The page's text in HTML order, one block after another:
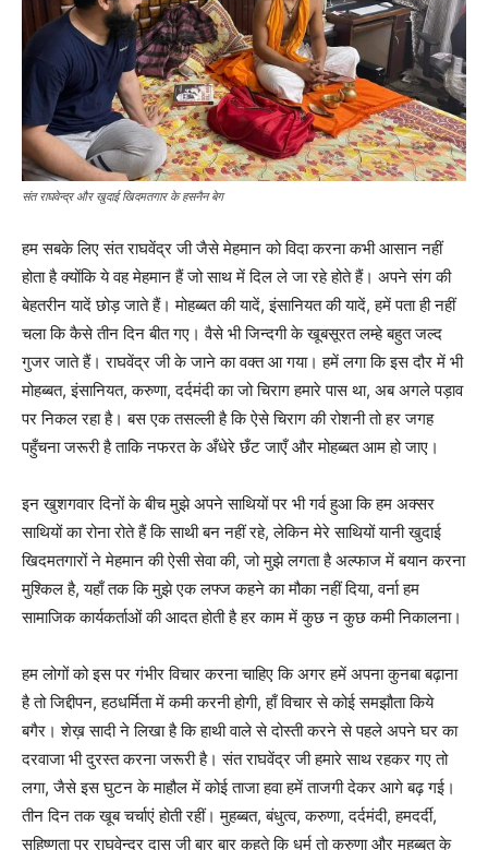
संत राघवेन्द्र और खुदाई खिदमतगार के हसनैन बेग
हम सबके लिए संत राघवेंद्र जी जैसे मेहमान को विदा करना कभी आसान नहीं
होता है क्योंकि ये वह मेहमान हैं जो साथ में दिल ले जा रहे होते हैं। अपने संग की
बेहतरीन यादें छोड़ जाते हैं। मोहब्बत की यादें, इंसानियत की यादें, हमें पता ही नहीं
चला कि कैसे तीन दिन बीत गए। वैसे भी जिन्दगी के खूबसूरत लम्हे बहुत जल्द
गुजर जाते हैं। राघवेंद्र जी के जाने का वक्त आ गया। हमें लगा कि इस दौर में भी
मोहब्बत, इंसानियत, करुणा, दर्दमंदी का जो चिराग हमारे पास था, अब अगले पड़ाव
पर निकल रहा है। बस एक तसल्ली है कि ऐसे चिराग की रोशनी तो हर जगह
पहुँचना जरूरी है ताकि नफरत के अँधेरे छँट जाएँ और मोहब्बत आम हो जाए।
इन खुशगवार दिनों के बीच मुझे अपने साथियों पर भी गर्व हुआ कि हम अक्सर
साथियों का रोना रोते हैं कि साथी बन नहीं रहे, लेकिन मेरे साथियों यानी खुदाई
खिदमतगारों ने मेहमान की ऐसी सेवा की, जो मुझे लगता है अल्फाज में बयान करना
मुश्किल है, यहाँ तक कि मुझे एक लफ्ज कहने का मौका नहीं दिया, वर्ना हम
सामाजिक कार्यकर्ताओं की आदत होती है हर काम में कुछ न कुछ कमी निकालना।
हम लोगों को इस पर गंभीर विचार करना चाहिए कि अगर हमें अपना कुनबा बढ़ाना
है तो जिद्दीपन, हठधर्मिता में कमी करनी होगी, हाँ विचार से कोई समझौता किये
बगैर। शेख़ सादी ने लिखा है कि हाथी वाले से दोस्ती करने से पहले अपने घर का
दरवाजा भी दुरस्त करना जरूरी है। संत राघवेंद्र जी हमारे साथ रहकर गए तो
लगा, जैसे इस घुटन के माहौल में कोई ताजा हवा हमें ताजगी देकर आगे बढ़ गई।
तीन दिन तक खूब चर्चाएं होती रहीं। मुहब्बत, बंधुत्व, करुणा, दर्दमंदी, हमदर्दी,
सहिष्णुता पर राघवेन्दर दास जी बार बार कहते कि धर्म तो करुणा और मुहब्बत के